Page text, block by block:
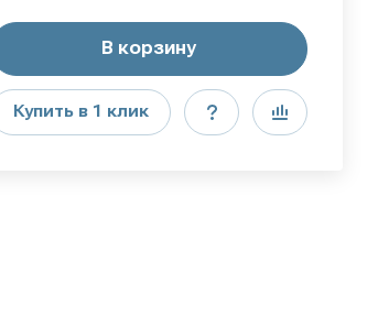
В корзину
Купить в 1 клик